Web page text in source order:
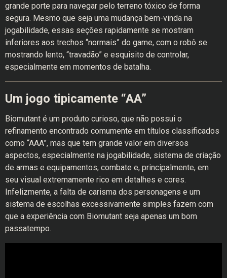
grande porte para navegar pelo terreno tóxico de forma
segura. Mesmo que seja uma mudança bem-vinda na
jogabilidade, essas seções rapidamente se mostram
inferiores aos trechos “normais” do game, com o robô se
mostrando lento, “travadão” e esquisito de controlar,
especialmente em momentos de batalha.
Um jogo tipicamente “AA”
Biomutant é um produto curioso, que não possui o
refinamento encontrado comumente em títulos classificados
como “AAA”, mas que tem grande valor em diversos
aspectos, especialmente na jogabilidade, sistema de criação
de armas e equipamentos, combate e, principalmente, em
seu visual extremamente rico em detalhes e cores.
Infelizmente, a falta de carisma dos personagens e um
sistema de escolhas excessivamente simples fazem com
que a experiência com Biomutant seja apenas um bom
passatempo.